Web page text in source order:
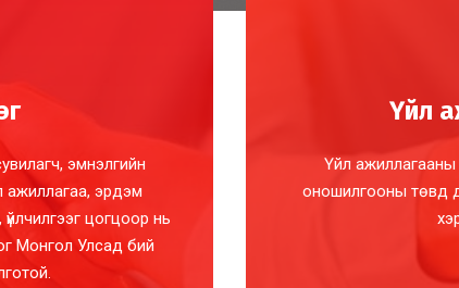
эмнэлгийн
ажиллагаа, эрдэм
цогцоор нь
Монгол Улсад бий
Үйл
Үйл
оношилгооны төвд